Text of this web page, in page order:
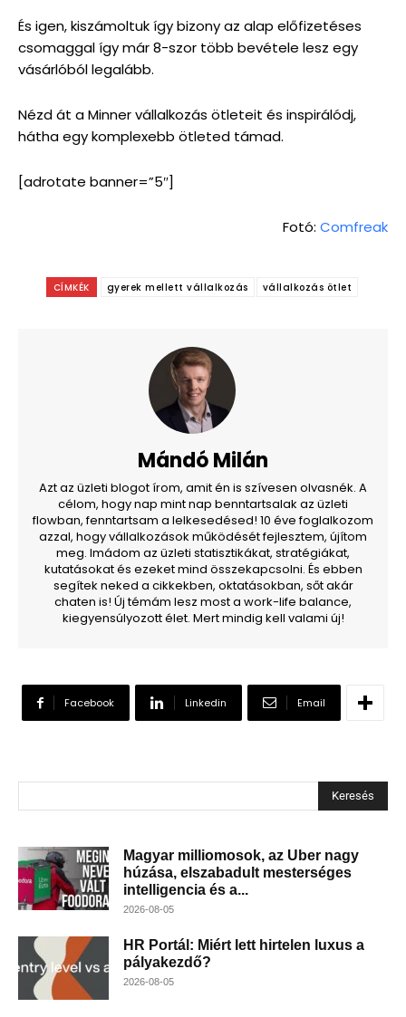
És igen, kiszámoltuk így bizony az alap előfizetéses
csomaggal így már 8-szor több bevétele lesz egy
vásárlóból legalább.
Nézd át a Minner vállalkozás ötleteit és inspirálódj,
hátha egy komplexebb ötleted támad.
[adrotate banner=”5″]
Fotó: Comfreak
CÍMKÉK gyerek mellett vállalkozás vállalkozás ötlet
Mándó Milán
Azt az üzleti blogot írom, amit én is szívesen olvasnék. A
célom, hogy nap mint nap benntartsalak az üzleti
flowban, fenntartsam a lelkesedésed! 10 éve foglalkozom
azzal, hogy vállalkozások működését fejlesztem, újítom
meg. Imádom az üzleti statisztikákat, stratégiákat,
kutatásokat és ezeket mind összekapcsolni. És ebben
segítek neked a cikkekben, oktatásokban, sőt akár
chaten is! Új témám lesz most a work-life balance,
kiegyensúlyozott élet. Mert mindig kell valami új!
Facebook Linkedin Email
Keresés
Magyar milliomosok, az Uber nagy
húzása, elszabadult mesterséges
intelligencia és a...
2026-08-05
HR Portál: Miért lett hirtelen luxus a
pályakezdő?
2026-08-05